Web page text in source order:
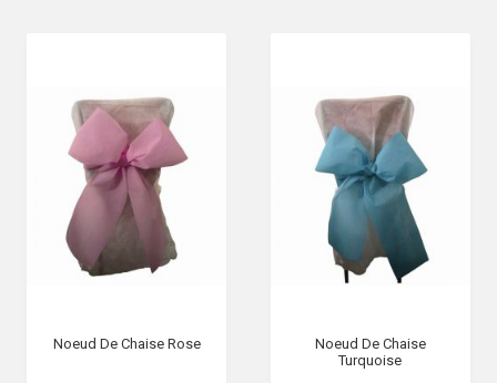
OCCASIONS
SPÉCIALES
Noeud De Chaise Rose
Noeud De Chaise
Turquoise